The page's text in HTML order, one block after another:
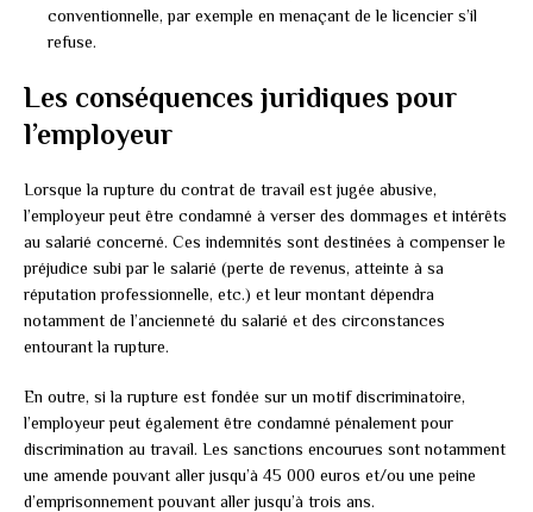
conventionnelle, par exemple en menaçant de le licencier s’il
refuse.
Les conséquences juridiques pour
l’employeur
Lorsque la rupture du contrat de travail est jugée abusive,
l’employeur peut être condamné à verser des dommages et intérêts
au salarié concerné. Ces indemnités sont destinées à compenser le
préjudice subi par le salarié (perte de revenus, atteinte à sa
réputation professionnelle, etc.) et leur montant dépendra
notamment de l’ancienneté du salarié et des circonstances
entourant la rupture.
En outre, si la rupture est fondée sur un motif discriminatoire,
l’employeur peut également être condamné pénalement pour
discrimination au travail. Les sanctions encourues sont notamment
une amende pouvant aller jusqu’à 45 000 euros et/ou une peine
d’emprisonnement pouvant aller jusqu’à trois ans.